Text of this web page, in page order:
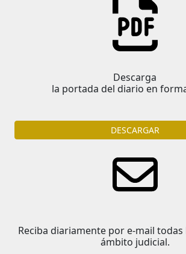
Descarga
la portada del diario en
DESCARGAR
Reciba diariamente por e-mail todas
ámbito judicial.